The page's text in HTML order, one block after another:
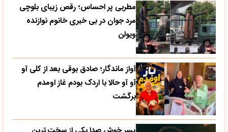
مطربی پر احساس؛ رقص زیبای بلوچی
مرد جوان در بی خبری خانوم نوازنده
ویولن
آواز ماندگار؛ صادق بوقی بعد از کلی آو
آو آو حالا با اردک بودم غاز اومدم
برگشت